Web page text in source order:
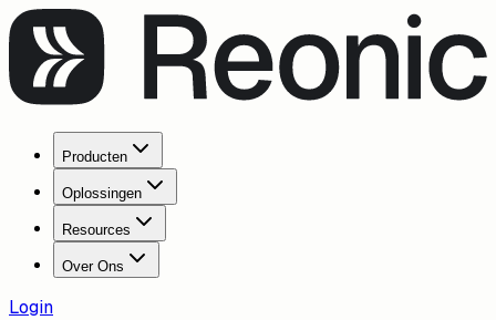
Producten
Oplossingen
Resources
Over Ons
Login